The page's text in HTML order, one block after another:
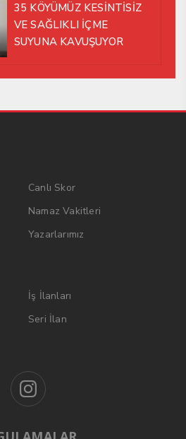
35 KÖYÜMÜZ KESİNTİSİZ
VE SAĞLIKLI İÇME
SUYUNA KAVUŞUYOR
Canlı Skor
Namaz Vakitleri
Yazarlarımız
İş İlanları
Seri İlan